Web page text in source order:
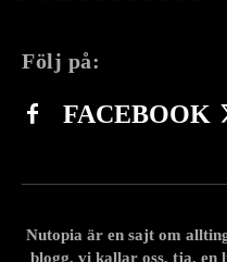
Följ på:
FACEBOOK
Nutopia är en sajt om
blogg, vi kallar oss, tja, en